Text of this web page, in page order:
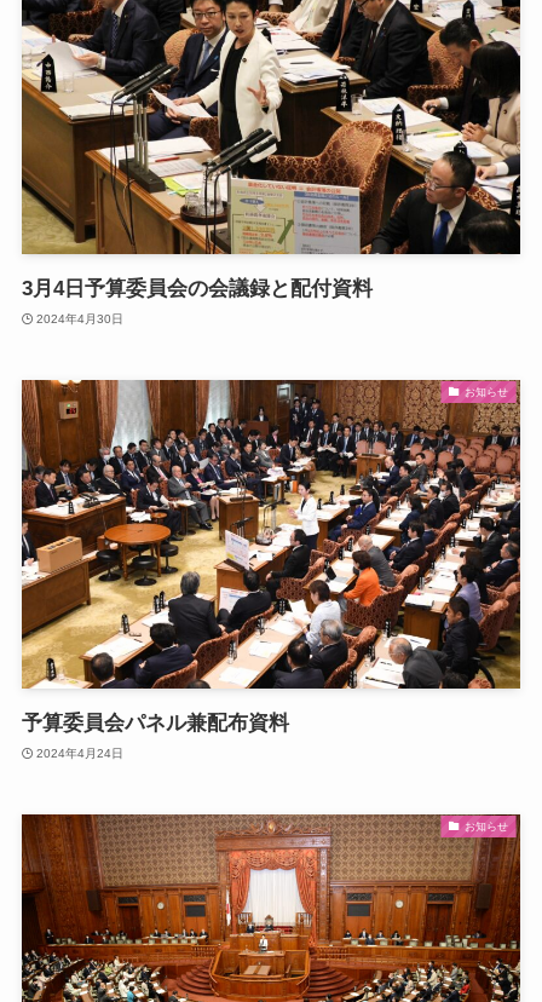
3月4日予算委員会の会議録と配付資料
2024年4月30日
お知らせ
予算委員会パネル兼配布資料
2024年4月24日
お知らせ